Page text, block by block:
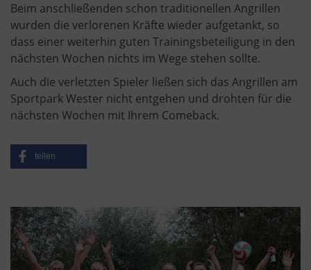
Beim anschließenden schon traditionellen Angrillen
wurden die verlorenen Kräfte wieder aufgetankt, so
dass einer weiterhin guten Trainingsbeteiligung in den
nächsten Wochen nichts im Wege stehen sollte.
Auch die verletzten Spieler ließen sich das Angrillen am
Sportpark Wester nicht entgehen und drohten für die
nächsten Wochen mit Ihrem Comeback.
teilen